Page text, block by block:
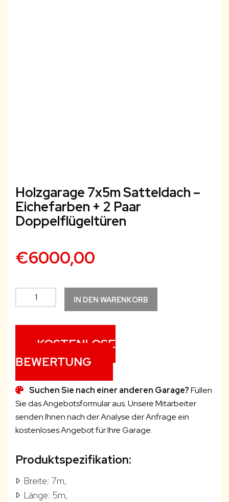
Holzgarage 7x5m Satteldach –
Eichefarben + 2 Paar
Doppelflügeltüren
€6000,00
Holzgarage
7x5m
+
Paar
Doppelflügeltüren
Menge
IN DEN WARENKORB
KOSTENLOSE
BEWERTUNG
Suchen Sie nach einer anderen Garage?Füllen
Sie das Angebotsformular aus. Unsere Mitarbeiter
senden Ihnen nach der Analyse der Anfrage ein
kostenloses Angebot für Ihre Garage.
Produktspezifikation:
Breite: 7m,
Länge: 5m,